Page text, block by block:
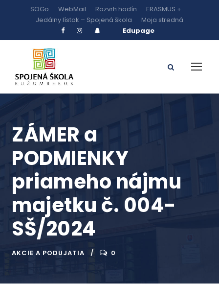
SOGo WebMail Rozvrh hodín
ERASMUS +
Jedálny lístok – Spojená škola
Moja stredná
Edupage
ZÁMER a
PODMIENKY
priameho nájmu
majetku č. 004-
SŠ/2024
AKCIE A PODUJATIA 0